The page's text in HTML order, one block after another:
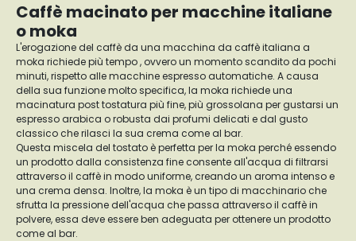
Caffè macinato per macchine italiane
o moka
L'erogazione del caffè da una macchina da caffè italiana a
moka richiede più tempo , ovvero un momento scandito da pochi
minuti, rispetto alle macchine espresso automatiche. A causa
della sua funzione molto specifica, la moka richiede una
macinatura post tostatura più fine, più grossolana per gustarsi un
espresso arabica o robusta dai profumi delicati e dal gusto
classico che rilasci la sua crema come al bar.
Questa miscela del tostato è perfetta per la moka perché essendo
un prodotto dalla consistenza fine consente all'acqua di filtrarsi
attraverso il caffè in modo uniforme, creando un aroma intenso e
una crema densa. Inoltre, la moka è un tipo di macchinario che
sfrutta la pressione dell'acqua che passa attraverso il caffè in
polvere, essa deve essere ben adeguata per ottenere un prodotto
come al bar.